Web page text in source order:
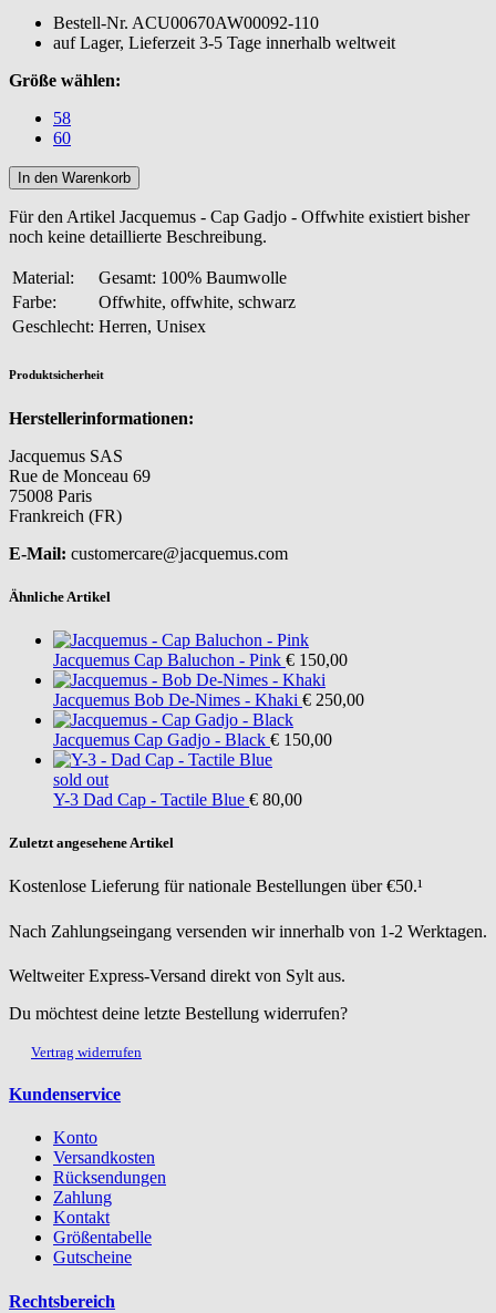
Bestell-Nr. ACU00670AW00092-110
auf Lager, Lieferzeit 3-5 Tage innerhalb weltweit
Größe wählen:
58
60
Für den Artikel Jacquemus - Cap Gadjo - Offwhite existiert bisher
noch keine detaillierte Beschreibung.
Material:
Gesamt: 100% Baumwolle
Farbe:
Offwhite, offwhite, schwarz
Geschlecht: Herren, Unisex
Produktsicherheit
Herstellerinformationen:
Jacquemus SAS
Rue de Monceau 69
75008 Paris
Frankreich (FR)
E-Mail: customercare@jacquemus.com
Ähnliche Artikel
Jacquemus Cap Baluchon - Pink € 150,00
Jacquemus Bob De-Nimes - Khaki € 250,00
Jacquemus Cap Gadjo - Black € 150,00
sold out
Y-3 Dad Cap - Tactile Blue € 80,00
Zuletzt angesehene Artikel
Kostenlose Lieferung für nationale Bestellungen über €50.¹
Nach Zahlungseingang versenden wir innerhalb von 1-2 Werktagen.
Weltweiter Express-Versand direkt von Sylt aus.
Du möchtest deine letzte Bestellung widerrufen?
Vertrag widerrufen
Kundenservice
Konto
Versandkosten
Rücksendungen
Zahlung
Kontakt
Größentabelle
Gutscheine
Rechtsbereich